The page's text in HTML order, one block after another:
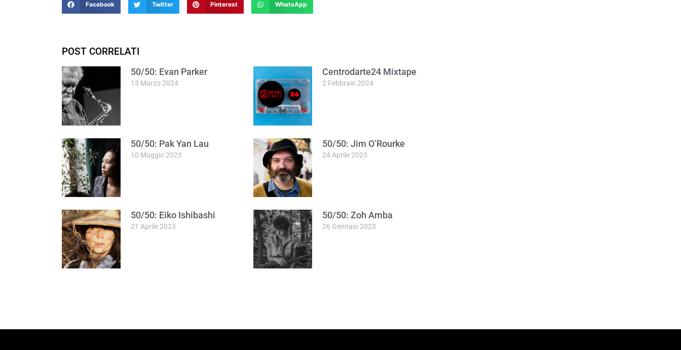
Facebook Twitter Pinterest WhatsApp
POST CORRELATI
50/50: Evan Parker
13 Marzo 2024
Centrodarte24 Mixtape
2 Febbraio 2024
50/50: Pak Yan Lau
10 Maggio 2023
50/50: Jim O’Rourke
24 Aprile 2023
50/50: Eiko Ishibashi
21 Aprile 2023
50/50: Zoh Amba
26 Gennaio 2023